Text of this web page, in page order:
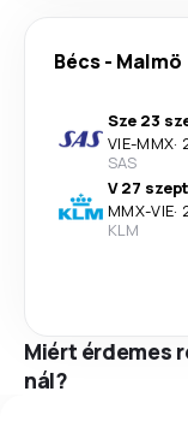
Bécs- Malmö
Sze 23
VIE-MMX·
SAS
V 27
MMX-VIE·
KLM
Miért érdemes
nál?